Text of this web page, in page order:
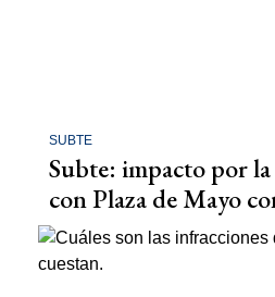
SUBTE
Subte: impacto por
con Plaza de Mayo